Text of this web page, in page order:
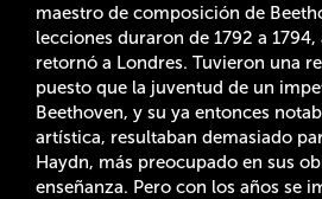
maestro de composición de
lecciones duraron de 1792 a
retornó a Londres. Tuvieron una
puesto que la juventud de un
Beethoven, y su ya entonces
artística, resultaban demasiado
Haydn, más preocupado en sus
enseñanza. Pero con los años se